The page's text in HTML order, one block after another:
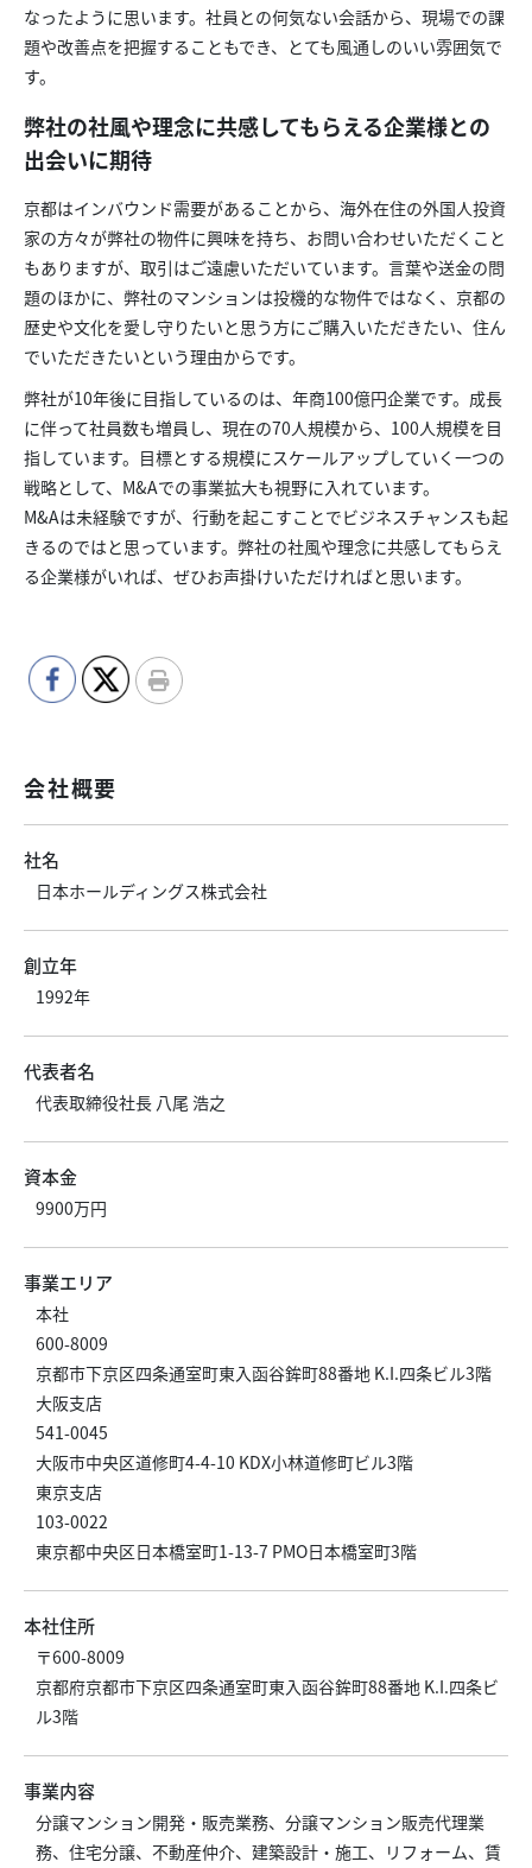
なったように思います。社員との何気ない会話から、現場での課
題や改善点を把握することもでき、とても風通しのいい雰囲気で
す。
弊社の社風や理念に共感してもらえる企業様との
出会いに期待
京都はインバウンド需要があることから、海外在住の外国人投資
家の方々が弊社の物件に興味を持ち、お問い合わせいただくこと
もありますが、取引はご遠慮いただいています。言葉や送金の問
題のほかに、弊社のマンションは投機的な物件ではなく、京都の
歴史や文化を愛し守りたいと思う方にご購入いただきたい、住ん
でいただきたいという理由からです。
弊社が10年後に目指しているのは、年商100億円企業です。成長
に伴って社員数も増員し、現在の70人規模から、100人規模を目
指しています。目標とする規模にスケールアップしていく一つの
戦略として、M&Aでの事業拡大も視野に入れています。
M&Aは未経験ですが、行動を起こすことでビジネスチャンスも起
きるのではと思っています。弊社の社風や理念に共感してもらえ
る企業様がいれば、ぜひお声掛けいただければと思います。
会社概要
社名
日本ホールディングス株式会社
創立年
1992年
代表者名
代表取締役社長 八尾 浩之
資本金
9900万円
事業エリア
本社
600-8009
京都市下京区四条通室町東入函谷鉾町88番地 K.I.四条ビル3階
大阪支店
541-0045
大阪市中央区道修町4-4-10 KDX小林道修町ビル3階
東京支店
103-0022
東京都中央区日本橋室町1-13-7 PMO日本橋室町3階
本社住所
〒600-8009
京都府京都市下京区四条通室町東入函谷鉾町88番地 K.I.四条ビ
ル3階
事業内容
分譲マンション開発・販売業務、分譲マンション販売代理業
務、住宅分譲、不動産仲介、建築設計・施工、リフォーム、賃